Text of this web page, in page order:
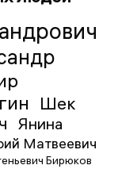
Шек
Янина
Матвеевич
Бирюков